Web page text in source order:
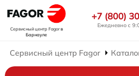
Сервисный центр Fagorв
Барнауле
+7 (800)
Ежедневно с
Сервисный центр Fagor